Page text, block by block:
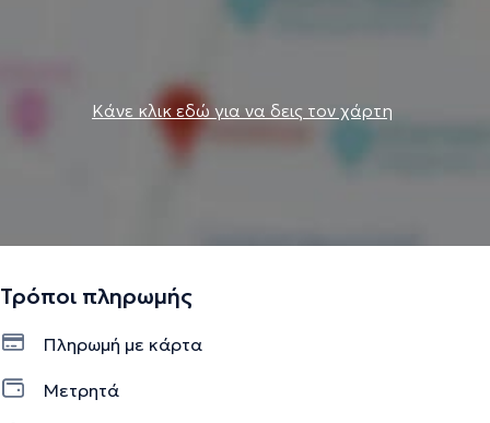
Κάνε κλικ εδώ για να δεις τον χάρτη
Τρόποι πληρωμής
Πληρωμή με κάρτα
Μετρητά